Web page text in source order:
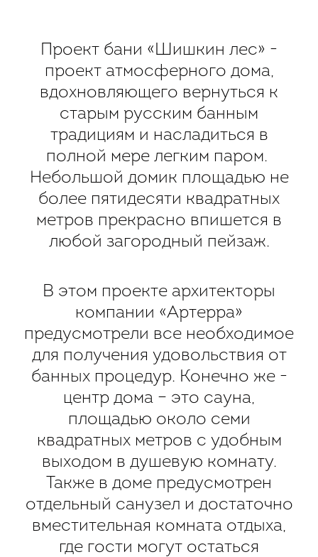
Проект бани «Шишкин лес» -
проект атмосферного дома,
вдохновляющего вернуться к
старым русским банным
традициям и насладиться в
полной мере легким паром.
Небольшой домик площадью не
более пятидесяти квадратных
метров прекрасно впишется в
любой загородный пейзаж.
В этом проекте архитекторы
компании «Артерра»
предусмотрели все необходимое
для получения удовольствия от
банных процедур. Конечно же -
центр дома – это сауна,
площадью около семи
квадратных метров с удобным
выходом в душевую комнату.
Также в доме предусмотрен
отдельный санузел и достаточно
вместительная комната отдыха,
где гости могут остаться